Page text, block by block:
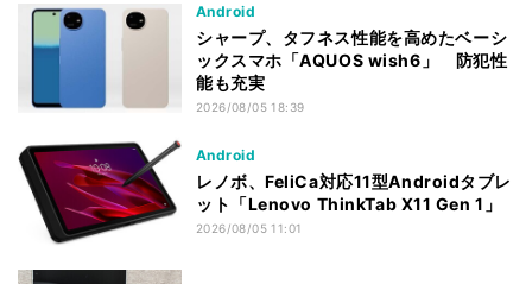
Android
シャープ、タフネス性能を高めたベーシ
ックスマホ「AQUOS wish6」 防犯性
能も充実
2026/08/05 18:39
Android
レノボ、FeliCa対応11型Androidタブレ
ット「Lenovo ThinkTab X11 Gen 1」
2026/08/05 11:01